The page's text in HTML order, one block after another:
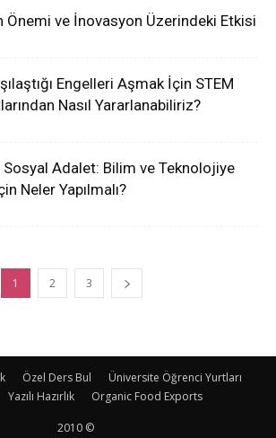
Önemi ve İnovasyon Üzerindeki Etkisi
Engelleri Aşmak İçin STEM
Nasıl Yararlanabiliriz?
Sosyal Adalet: Bilim ve Teknolojiye
Neler Yapılmalı?
1 2 3
Özel Ders Bul
Üniversite Öğrenci Yurtları
Yazılı Hazırlık Organic Food Exports
2010 ©